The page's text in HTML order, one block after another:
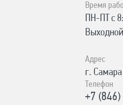
Время
ПН-ПТ с
Выходной
Адрес
г.
Телефон
+7